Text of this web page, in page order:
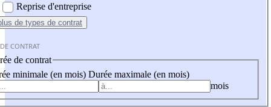
Reprise d'entreprise
de types de contrat
CONTRAT
de contrat
minimale (en mois) Durée maximale (en mois)
mois